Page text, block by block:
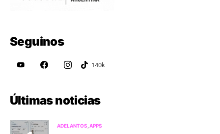
Seguinos
Últimas noticias
ADELANTOS APPS